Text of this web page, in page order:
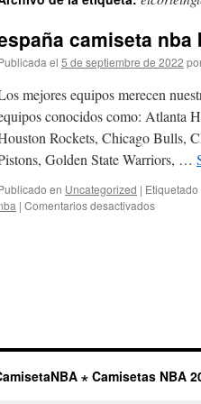
camiseta nba
el 5 de septiembre de 2022
mejores equipos merecen
conocidos como: Atlanta
Rockets, Chicago Bulls,
Golden State Warriors, …
en Uncategorized | Etiquetado
| Comentarios desactivadosen
⋆ Camisetas NBA